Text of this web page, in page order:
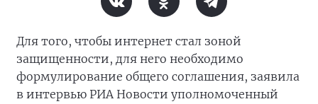
Для того, чтобы интернет стал зоной
защищенности, для него необходимо
формулирование общего соглашения, заявила
в интервью РИА Новости уполномоченный